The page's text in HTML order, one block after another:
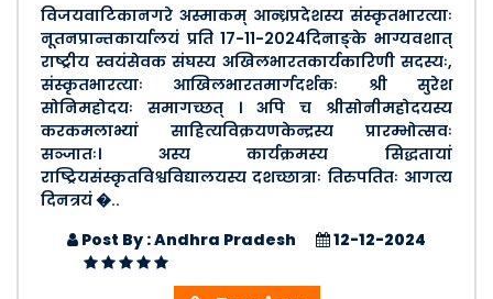
विजयवाटिकानगरे अस्माकम् आन्ध्रप्रदेशस्य संस्कृतभारत्याः
नूतनप्रान्तकार्यालयं प्रति 17-11-2024दिनाङ्के भाग्यवशात्
राष्ट्रीय स्वयंसेवक संघस्य अखिलभारतकार्यकारिणी सदस्यः,
संस्कृतभारत्याः आखिलभारतमार्गदर्शकः श्री सुरेश
सोनिमहोदयः समागच्छत् । अपि च श्रीसोनीमहोदयस्य
करकमलाभ्यां साहित्यविक्रयणकेन्द्रस्य प्रारम्भोत्सवः
सञ्जातः। अस्य कार्यक्रमस्य सिद्धतायां
राष्ट्रियसंस्कृतविश्वविद्यालयस्य दशच्छात्राः तिरुपतितः आगत्य
दिनत्रयं �..
Post By : Andhra Pradesh
12-12-2024